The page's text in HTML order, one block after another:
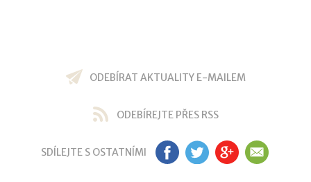
ODEBÍRAT AKTUALITY E-MAILEM
ODEBÍREJTE PŘES RSS
SDÍLEJTE S OSTATNÍMI FB TW GP EM